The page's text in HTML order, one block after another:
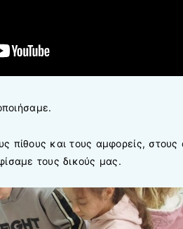
πίθους και τους αμφορείς,
τους δικούς μας.